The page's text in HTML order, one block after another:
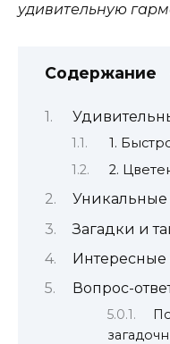
удивительную
Содержание
1.
2.
Уникальные
Загадки и
Интересные
Вопрос-